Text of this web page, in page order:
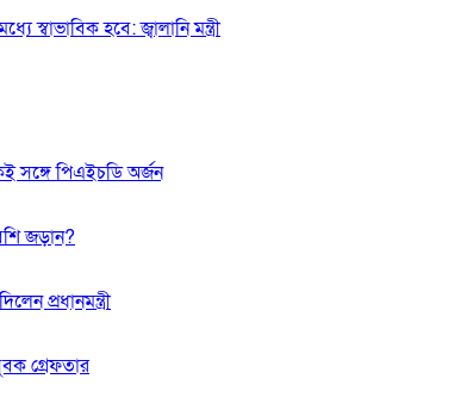
স্বাভাবিক হবে: জ্বালানি মন্ত্রী
সঙ্গে পিএইচডি অর্জন
জড়ান?
প্রধানমন্ত্রী
গ্রেফতার